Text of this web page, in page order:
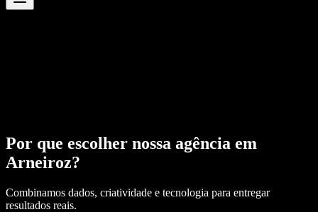
Por que escolher nossa agência em
Arneiroz?
Combinamos dados, criatividade e tecnologia para entregar
resultados reais.